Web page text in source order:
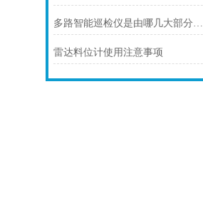
多路智能巡检仪是由哪几大部分组成的呢？
雷达料位计使用注意事项